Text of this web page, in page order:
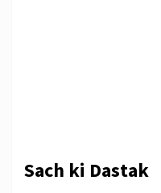
Sach ki Dastak